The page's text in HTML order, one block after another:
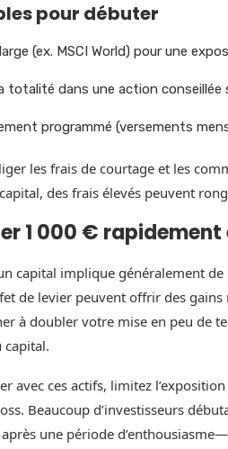
pour débuter
(ex. MSCI World) pour une
totalité dans une action conseillée
programmé (versements
les frais de courtage et les
des frais élevés peuvent
1 000 € rapidement
capital implique généralement
de levier peuvent offrir des
à doubler votre mise en peu de
capital.
avec ces actifs, limitez
Beaucoup d’investisseurs
une période